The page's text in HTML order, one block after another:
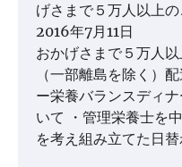
げさまで５万人以上の
2016年7月11日
おかげさまで５万人
（一部離島を除く）
ー栄養バランスディ
いて ・管理栄養士を
を考え組み立てた日